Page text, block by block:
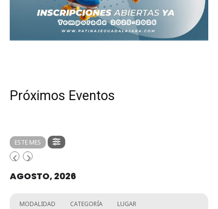
Próximos Eventos
ESTE MES
AGOSTO, 2026
MODALIDAD CATEGORÍA LUGAR